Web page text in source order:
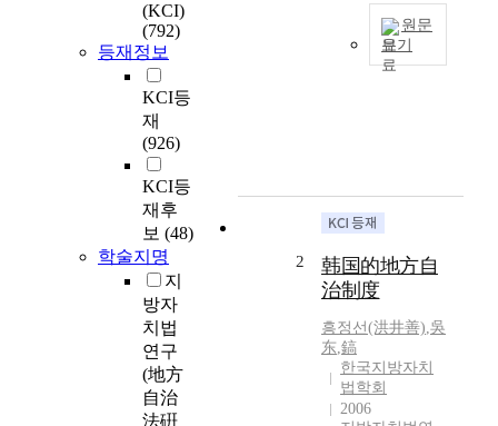
(KCI)
(792)
등재정보
KCI등
재
(926)
KCI등
재후
보 (48)
학술지명
지
방자
치법
연구
(地方
自治
法硏
원문
보기
2
韩国的地方自
治制度
흥정선(洪井善),吳
东,鎬
한국지방자치
법학회
2006